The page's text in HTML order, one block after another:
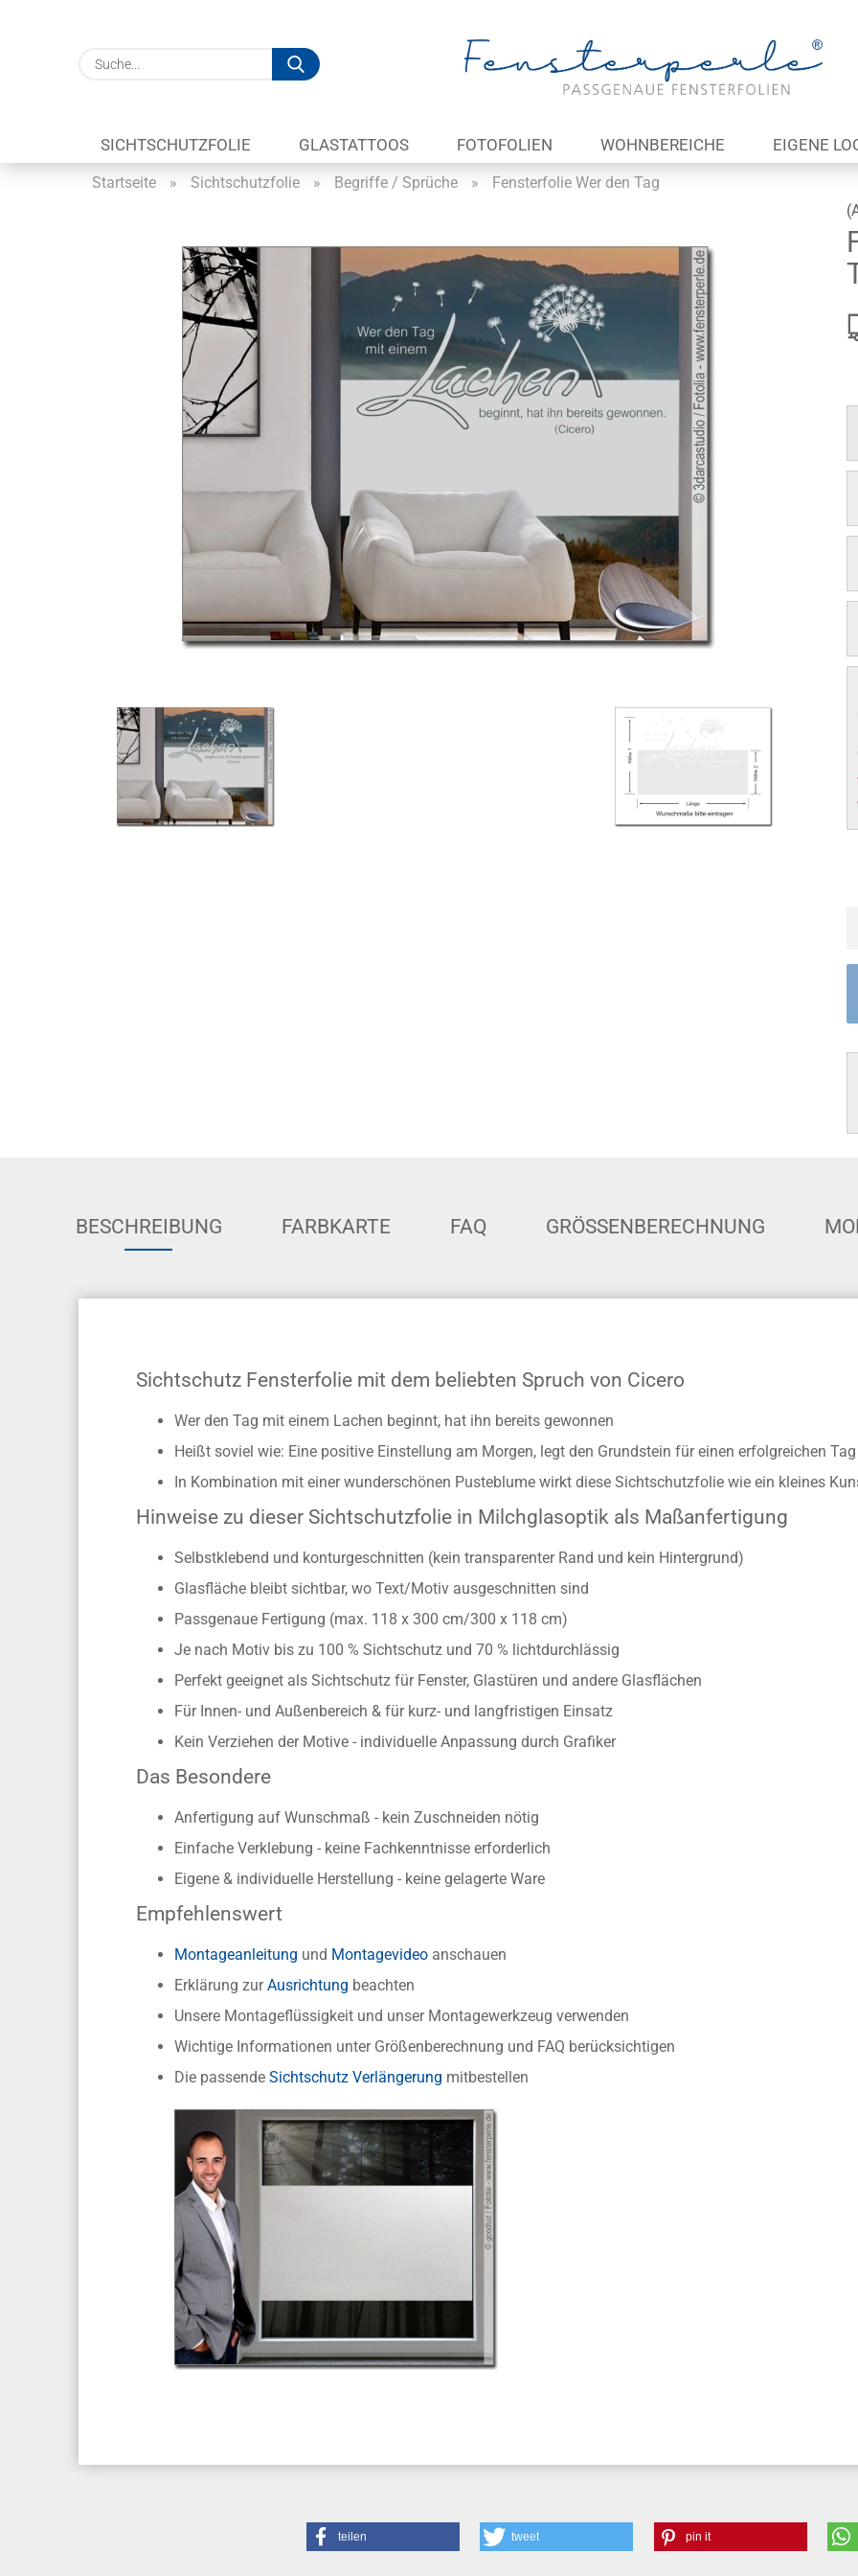
Lieferland
Suche...
SICHTSCHUTZFOLIE GLASTATTOOS FOTOFOLIEN WOHNBEREICHE EIGENE
Startseite » Sichtschutzfolie » Begriffe / Sprüche »
Fensterfolie Wer den Tag
BESCHREIBUNG FARBKARTE FAQ GRÖSSENBERECHNUNG
Sichtschutz Fensterfolie mit dem beliebten Spruch von Cicero
Wer den Tag mit einem Lachen beginnt, hat ihn bereits gewonnen
Heißt soviel wie: Eine positive Einstellung am Morgen, legt den Grundstein für einen erfolgreichen Tag
In Kombination mit einer wunderschönen Pusteblume wirkt diese Sichtschutzfolie wie ein kleines
Hinweise zu dieser Sichtschutzfolie in Milchglasoptik als Maßanfertigung
Selbstklebend und konturgeschnitten (kein transparenter Rand und kein Hintergrund)
Glasfläche bleibt sichtbar, wo Text/Motiv ausgeschnitten sind
Passgenaue Fertigung (max. 118 x 300 cm/300 x 118 cm)
Je nach Motiv bis zu 100 % Sichtschutz und 70 % lichtdurchlässig
Perfekt geeignet als Sichtschutz für Fenster, Glastüren und andere Glasflächen
Für Innen- und Außenbereich & für kurz- und langfristigen Einsatz
Kein Verziehen der Motive - individuelle Anpassung durch Grafiker
Das Besondere
Anfertigung auf Wunschmaß - kein Zuschneiden nötig
Einfache Verklebung - keine Fachkenntnisse erforderlich
Eigene & individuelle Herstellung - keine gelagerte Ware
Empfehlenswert
Montageanleitung und Montagevideo anschauen
Erklärung zurAusrichtung beachten
Unsere Montageflüssigkeit und unser Montagewerkzeug verwenden
Wichtige Informationen unter Größenberechnung und FAQ berücksichtigen
Die passendeSichtschutz Verlängerung mitbestellen
teilen tweet pin it